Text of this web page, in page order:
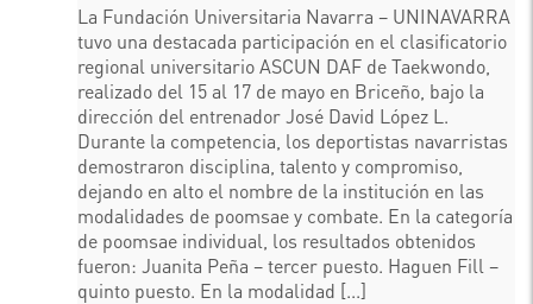
DESTACA
EN
CLASIFICATORIO
REGIONAL
UNIVERSITARIO
TAEKWONDO
ASCUN
DAF
La Fundación Universitaria Navarra – UNINAVARRA
tuvo una destacada participación en el clasificatorio
regional universitario ASCUN DAF de Taekwondo,
realizado del 15 al 17 de mayo en Briceño, bajo la
dirección del entrenador José David López L.
Durante la competencia, los deportistas navarristas
demostraron disciplina, talento y compromiso,
dejando en alto el nombre de la institución en las
modalidades de poomsae y combate. En la categoría
de poomsae individual, los resultados obtenidos
fueron: Juanita Peña – tercer puesto. Haguen Fill –
quinto puesto. En la modalidad [...]